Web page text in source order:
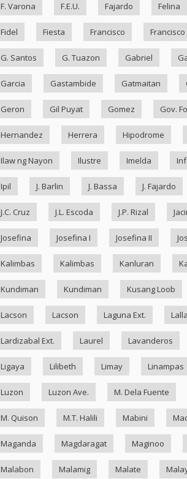
F. Varona F.E.U. Fajardo Felina
Fidel Fiesta Francisco Francisco
G. Santos G. Tuazon Gabriel
Garcia Gastambide Gatmaitan
Geron Gil Puyat Gomez Gov.
Hernandez Herrera Hipodrome
Ilaw ng Nayon Ilustre Imelda
Ipil J. Barlin J. Bassa J. Fajardo
J.C. Cruz J.L. Escoda J.P. Rizal
Josefina Josefina I Josefina II
Kalimbas Kalimbas Kanluran
Kundiman Kundiman Kusang Loob
Lacson Lacson Laguna Ext.
Lardizabal Ext. Laurel Lavanderos
Ligaya Lilibeth Limay Linampas
Luzon Luzon Ave. M. Dela Fuente
M. Quison M.T. Halili Mabini
Maganda Magdaragat Maginoo
Malabon Malamig Malate